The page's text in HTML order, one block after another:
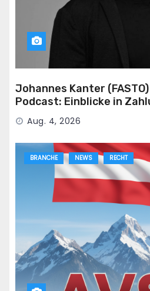
Johannes Kanter
Podcast: Einblicke in
für die Adult-Branche
Aug. 4, 2026
BRANCHE NEWS RECHT